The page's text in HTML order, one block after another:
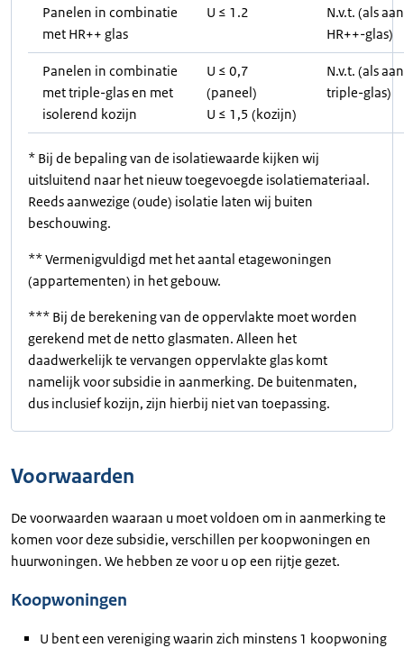
Panelen in combinatie
met HR++ glas
U ≤ 1.2
N.v.t. (als
HR++-glas)
Panelen in combinatie
met triple-glas en met
isolerend kozijn
U ≤ 0,7
(paneel)
U ≤ 1,5 (kozijn)
N.v.t. (als
triple-glas)
* Bij de bepaling van de isolatiewaarde kijken wij
uitsluitend naar het nieuw toegevoegde isolatiemateriaal.
Reeds aanwezige (oude) isolatie laten wij buiten
beschouwing.
** Vermenigvuldigd met het aantal etagewoningen
(appartementen) in het gebouw.
*** Bij de berekening van de oppervlakte moet worden
gerekend met de netto glasmaten. Alleen het
daadwerkelijk te vervangen oppervlakte glas komt
namelijk voor subsidie in aanmerking. De buitenmaten,
dus inclusief kozijn, zijn hierbij niet van toepassing.
Voorwaarden
De voorwaarden waaraan u moet voldoen om in aanmerking te
komen voor deze subsidie, verschillen per koopwoningen en
huurwoningen. We hebben ze voor u op een rijtje gezet.
Koopwoningen
U bent een vereniging waarin zich minstens 1 koopwoning